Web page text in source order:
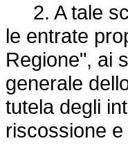
2. A tale
le entrate
Regione", ai
generale
tutela degli
riscossione